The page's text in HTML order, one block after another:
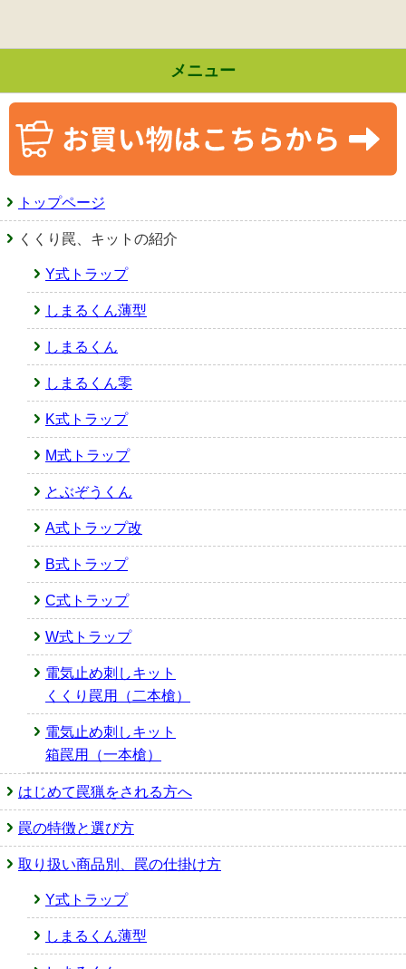
メニュー
トップページ
くくり罠、キットの紹介
Y式トラップ
しまるくん薄型
しまるくん
しまるくん零
K式トラップ
M式トラップ
とぶぞうくん
A式トラップ改
B式トラップ
C式トラップ
W式トラップ
電気止め刺しキット
くくり罠用（二本槍）
電気止め刺しキット
箱罠用（一本槍）
はじめて罠猟をされる方へ
罠の特徴と選び方
取り扱い商品別、罠の仕掛け方
Y式トラップ
しまるくん薄型